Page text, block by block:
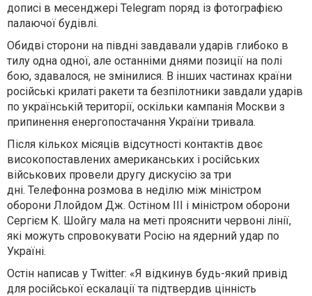
дописі в месенджері Telegram поряд із фотографією
палаючої будівлі.
Обидві сторони на півдні завдавали ударів глибоко в
тилу одна одної, але останніми днями позиції на полі
бою, здавалося, не змінилися. В інших частинах країни
російські крилаті ракети та безпілотники завдали ударів
по українській території, оскільки кампанія Москви з
припинення енергопостачання України тривала.
Після кількох місяців відсутності контактів двоє
високопоставлених американських і російських
військових провели другу дискусію за три
дні. Телефонна розмова в неділю між міністром
оборони Ллойдом Дж. Остіном III і міністром оборони
Сергієм К. Шойгу мала на меті прояснити червоні лінії,
які можуть спровокувати Росію на ядерний удар по
Україні.
Остін написав у Twitter: «Я відкинув будь-який привід
для російської ескалації та підтвердив цінність